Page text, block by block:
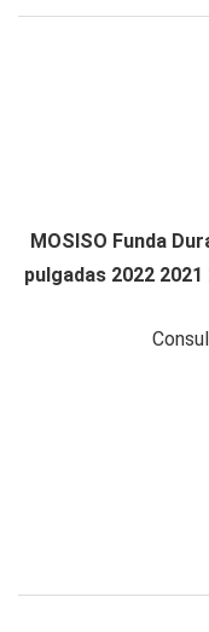
MOSISO Funda
pulgadas 2022 2021